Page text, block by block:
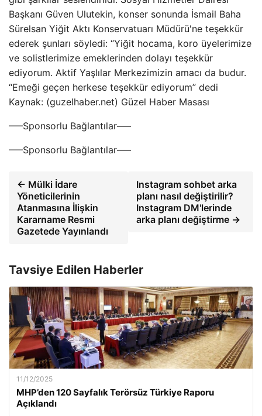
Başkanı Güven Ulutekin, konser sonunda İsmail Baha
Sürelsan Yiğit Aktı Konservatuarı Müdürü'ne teşekkür
ederek şunları söyledi: “Yiğit hocama, koro üyelerimize
ve solistlerimize emeklerinden dolayı teşekkür
ediyorum. Aktif Yaşlılar Merkezimizin amacı da budur.
“Emeği geçen herkese teşekkür ediyorum” dedi
Kaynak: (guzelhaber.net) Güzel Haber Masası
—–Sponsorlu Bağlantılar—–
—–Sponsorlu Bağlantılar—–
← Mülki İdare
Yöneticilerinin
Atanmasına İlişkin
Kararname Resmi
Gazetede Yayınlandı
Instagram sohbet arka
planı nasıl değiştirilir?
Instagram DM'lerinde
arka planı değiştirme →
Tavsiye Edilen Haberler
11/12/2025
MHP’den 120 Sayfalık Terörsüz Türkiye Raporu
Açıklandı